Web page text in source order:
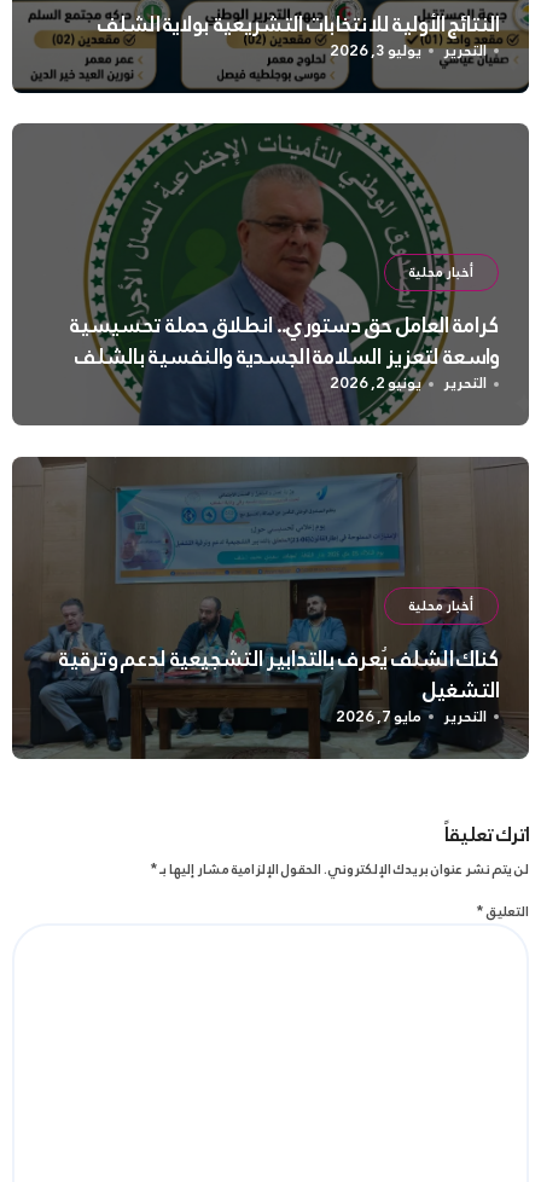
النتائج الأولية للانتخابات التشريعية بولاية الشلف
التحرير يوليو 3, 2026
أخبار محلية
كرامة العامل حق دستوري.. انطلاق حملة تحسيسية
واسعة لتعزيز السلامة الجسدية والنفسية بالشلف
التحرير يونيو 2, 2026
أخبار محلية
كناك الشلف يُعرف بالتدابير التشجيعية لدعم وترقية
التشغيل
التحرير مايو 7, 2026
اترك تعليقاً
لن يتم نشر عنوان بريدك الإلكتروني.الحقول الإلزامية مشار إليها بـ*
التعليق*